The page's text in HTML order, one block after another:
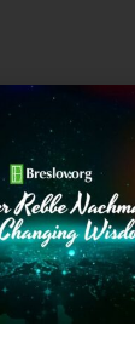
מאמרים